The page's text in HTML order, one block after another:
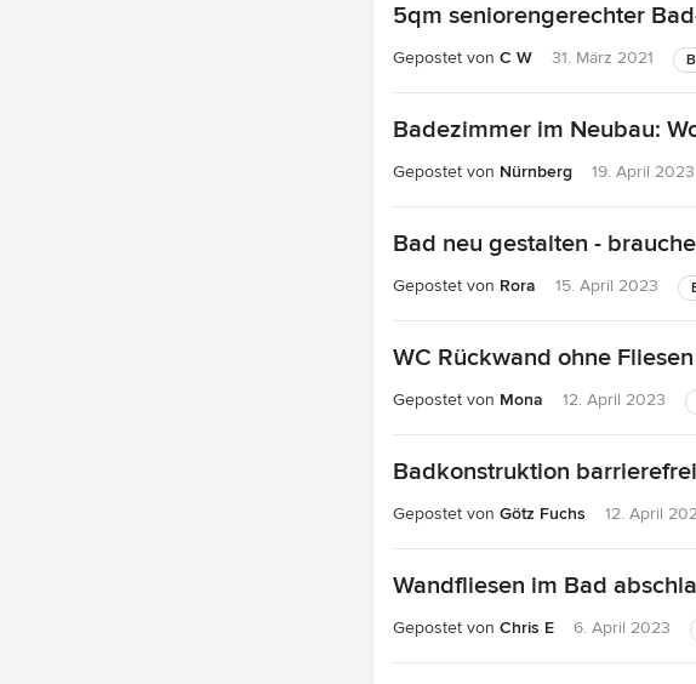
5qm seniorengerechter
Gepostet von C W 31. März 2021
Badezimmer im Neubau:
Gepostet von Nürnberg 19. April 2023
Bad neu gestalten -
Gepostet von Rora 15. April 2023
WC Rückwand ohne
Gepostet von Mona 12. April 2023
Badkonstruktion
Gepostet von Götz Fuchs 12. April
Wandfliesen im Bad
Gepostet von Chris E 6. April 2023